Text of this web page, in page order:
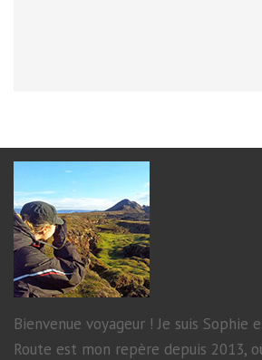
Bienvenue voyageur ! Je suis Sophie
Route est mon repère depuis 2013,